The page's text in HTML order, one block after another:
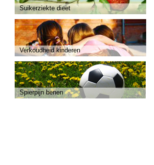
Suikerziekte dieet
Verkoudheid kinderen
Spierpijn benen